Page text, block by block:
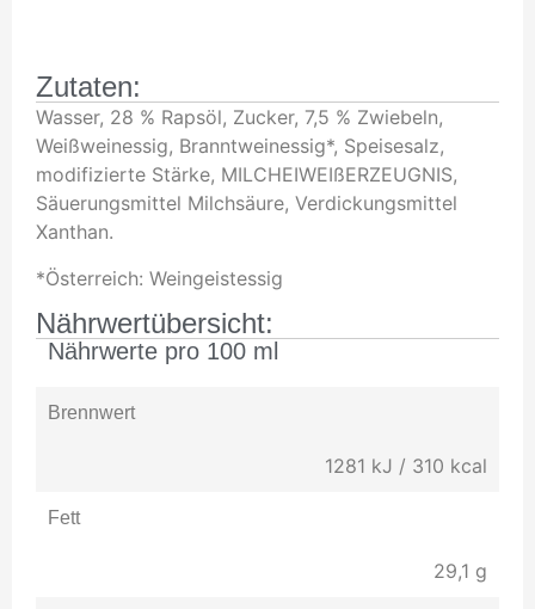
Zutaten:
Wasser, 28 % Rapsöl, Zucker, 7,5 % Zwiebeln,
Weißweinessig, Branntweinessig*, Speisesalz,
modifizierte Stärke, MILCHEIWEIßERZEUGNIS,
Säuerungsmittel Milchsäure, Verdickungsmittel
Xanthan.
*Österreich: Weingeistessig
Nährwertübersicht:
Nährwerte pro 100 ml
Brennwert
1281 kJ / 310 kcal
Fett
29,1 g